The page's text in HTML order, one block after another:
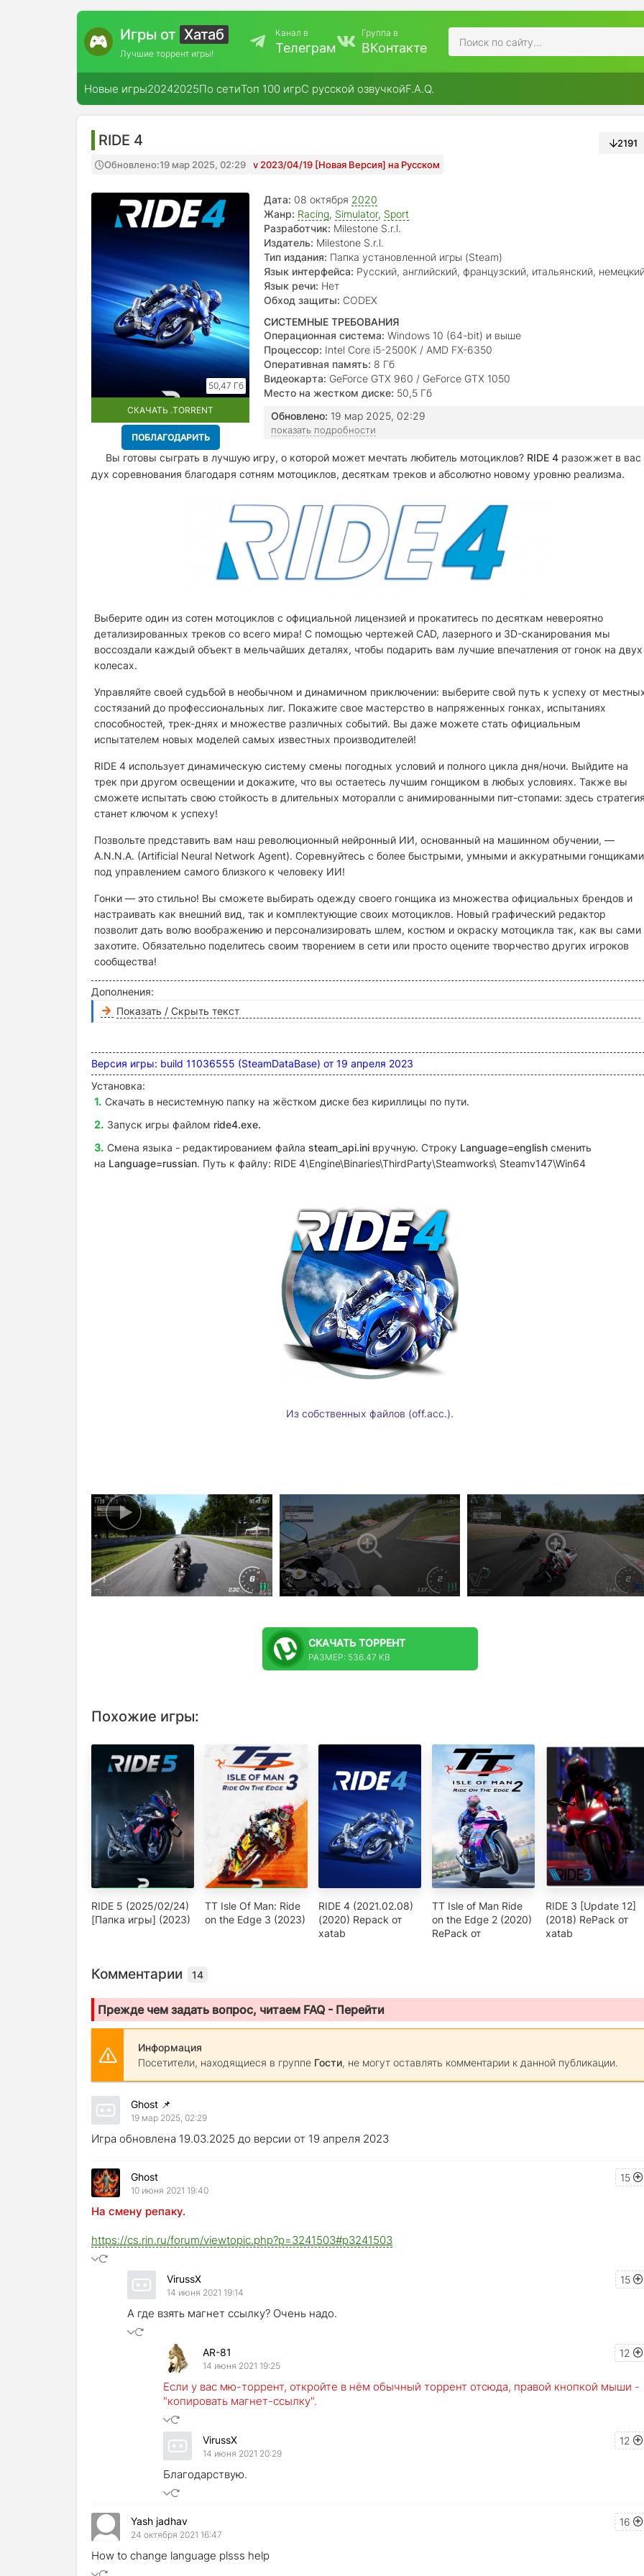
Игры от Хатаб
Лучшие торрент игры!
Канал в
Телеграм
Группа в
ВКонтакте
Новые игры20242025По сетиТоп 100 игрС русской озвучкойF.A.Q.
RIDE 4
Обновлено:19 мар 2025, 02:29 v 2023/04/19 [Новая Версия] на Русском
2191
50,47 Гб
СКАЧАТЬ .TORRENT
ПОБЛАГОДАРИТЬ
Дата: 08 октября 2020
Жанр: Racing, Simulator, Sport
Разработчик: Milestone S.r.l.
Издатель: Milestone S.r.l.
Тип издания: Папка установленной игры (Steam)
Язык интерфейса: Русский, английский, французский, итальянский,
испанский, португальский, японский, китайский
Язык речи: Нет
Обход защиты: CODEX
СИСТЕМНЫЕ ТРЕБОВАНИЯ
Операционная система: Windows 10 (64-bit) и выше
Процессор: Intel Core i5-2500K / AMD FX-6350
Оперативная память: 8 Гб
Видеокарта: GeForce GTX 960 / GeForce GTX 1050
Место на жестком диске: 50,5 Гб
Обновлено: 19 мар 2025, 02:29
показать подробности
Вы готовы сыграть в лучшую игру, о которой может мечтать любитель мотоциклов? RIDE 4 разожжет в вас
дух соревнования благодаря сотням мотоциклов, десяткам треков и абсолютно новому уровню реализма.
Выберите один из сотен мотоциклов с официальной лицензией и прокатитесь по десяткам невероятно
детализированных треков со всего мира! С помощью чертежей CAD, лазерного и 3D-сканирования мы
воссоздали каждый объект в мельчайших деталях, чтобы подарить вам лучшие впечатления от гонок на двух
колесах.
Управляйте своей судьбой в необычном и динамичном приключении: выберите свой путь к успеху от
состязаний до профессиональных лиг. Покажите свое мастерство в напряженных гонках, испытаниях
способностей, трек-днях и множестве различных событий. Вы даже можете стать официальным
испытателем новых моделей самых известных производителей!
RIDE 4 использует динамическую систему смены погодных условий и полного цикла дня/ночи. Выйдите на
трек при другом освещении и докажите, что вы остаетесь лучшим гонщиком в любых условиях. Также вы
сможете испытать свою стойкость в длительных моторалли с анимированными пит-стопами: здесь стратегия
станет ключом к успеху!
Позвольте представить вам наш революционный нейронный ИИ, основанный на машинном обучении, —
A.N.N.A. (Artificial Neural Network Agent). Соревнуйтесь с более быстрыми, умными и аккуратными гонщиками
под управлением самого близкого к человеку ИИ!
Гонки — это стильно! Вы сможете выбирать одежду своего гонщика из множества официальных брендов и
настраивать как внешний вид, так и комплектующие своих мотоциклов. Новый графический редактор
позволит дать волю воображению и персонализировать шлем, костюм и окраску мотоцикла так, как вы сами
захотите. Обязательно поделитесь своим творением в сети или просто оцените творчество других игроков
сообщества!
Дополнения:
Показать / Скрыть текст
Версия игры: build 11036555 (SteamDataBase) от 19 апреля 2023
Установка:
Скачать в несистемную папку на жёстком диске без кириллицы по пути.
Запуск игры файлом ride4.exe.
Смена языка - редактированием файла steam_api.ini вручную. Строку Language=english сменить
на Language=russian. Путь к файлу: RIDE 4\Engine\Binaries\ThirdParty\Steamworks\ Steamv147\Win64
Из собственных файлов (off.acc.).
СКАЧАТЬ ТОРРЕНТ
РАЗМЕР: 536.47 KB
Похожие игры:
RIDE 5 (2025/02/24)
[Папка игры] (2023)
TT Isle Of Man: Ride
on the Edge 3 (2023)
RIDE 4 (2021.02.08)
(2020) Repack от
xatab
TT Isle of Man Ride
on the Edge 2 (2020)
RePack от
RIDE 3 [Update 12]
(2018) RePack от
xatab
Комментарии 14
Прежде чем задать вопрос, читаем FAQ - Перейти
Информация
Посетители, находящиеся в группе Гости, не могут оставлять комментарии к данной публикации.
Ghost 📌
19 мар 2025, 02:29
Игра обновлена 19.03.2025 до версии от 19 апреля 2023
15
Ghost
10 июня 2021 19:40
На смену репаку.
https://cs.rin.ru/forum/viewtopic.php?p=3241503#p3241503
15
VirussX
14 июня 2021 19:14
А где взять магнет ссылку? Очень надо.
12
AR-81
14 июня 2021 19:25
Если у вас мю-торрент, откройте в нём обычный торрент отсюда, правой кнопкой мыши -
"копировать магнет-ссылку".
12
VirussX
14 июня 2021 20:29
Благодарствую.
16
Yash jadhav
24 октября 2021 16:47
How to change language plsss help